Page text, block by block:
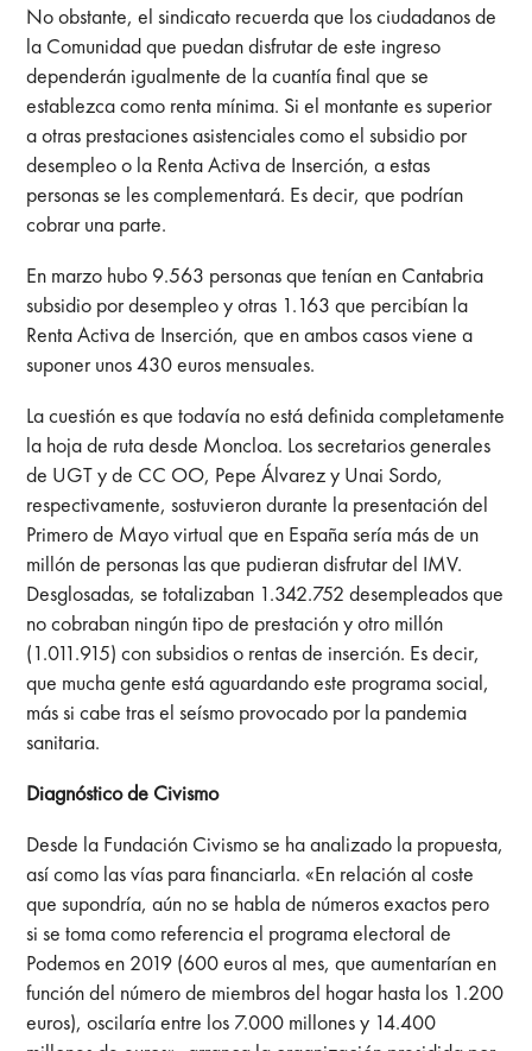
No obstante, el sindicato recuerda que los ciudadanos de
la Comunidad que puedan disfrutar de este ingreso
dependerán igualmente de la cuantía final que se
establezca como renta mínima. Si el montante es superior
a otras prestaciones asistenciales como el subsidio por
desempleo o la Renta Activa de Inserción, a estas
personas se les complementará. Es decir, que podrían
cobrar una parte.
En marzo hubo 9.563 personas que tenían en Cantabria
subsidio por desempleo y otras 1.163 que percibían la
Renta Activa de Inserción, que en ambos casos viene a
suponer unos 430 euros mensuales.
La cuestión es que todavía no está definida completamente
la hoja de ruta desde Moncloa. Los secretarios generales
de UGT y de CC OO, Pepe Álvarez y Unai Sordo,
respectivamente, sostuvieron durante la presentación del
Primero de Mayo virtual que en España sería más de un
millón de personas las que pudieran disfrutar del IMV.
Desglosadas, se totalizaban 1.342.752 desempleados que
no cobraban ningún tipo de prestación y otro millón
(1.011.915) con subsidios o rentas de inserción. Es decir,
que mucha gente está aguardando este programa social,
más si cabe tras el seísmo provocado por la pandemia
sanitaria.
Diagnóstico de Civismo
Desde la Fundación Civismo se ha analizado la propuesta,
así como las vías para financiarla. «En relación al coste
que supondría, aún no se habla de números exactos pero
si se toma como referencia el programa electoral de
Podemos en 2019 (600 euros al mes, que aumentarían en
función del número de miembros del hogar hasta los 1.200
euros), oscilaría entre los 7.000 millones y 14.400